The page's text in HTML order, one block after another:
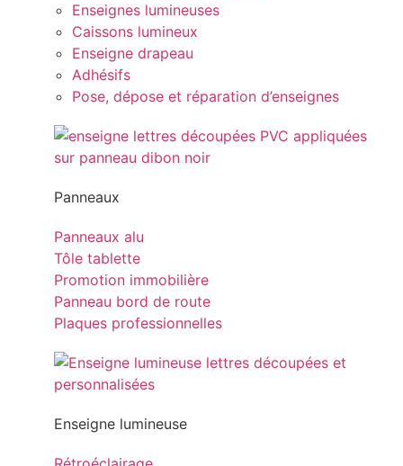
Enseignes lumineuses
Caissons lumineux
Enseigne drapeau
Adhésifs
Pose, dépose et réparation d’enseignes
Panneaux
Panneaux alu
Tôle tablette
Promotion immobilière
Panneau bord de route
Plaques professionnelles
Enseigne lumineuse